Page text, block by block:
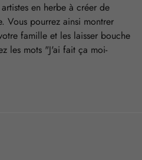
en herbe à créer de
Vous pourrez ainsi montrer
famille et les laisser bouche
les mots "J'ai fait ça moi-